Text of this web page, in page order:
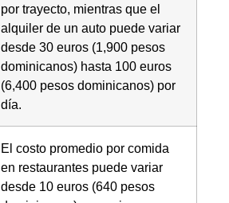
por trayecto, mientras que el
alquiler de un auto puede variar
desde 30 euros (1,900 pesos
dominicanos) hasta 100 euros
(6,400 pesos dominicanos) por
día.
El costo promedio por comida
en restaurantes puede variar
desde 10 euros (640 pesos